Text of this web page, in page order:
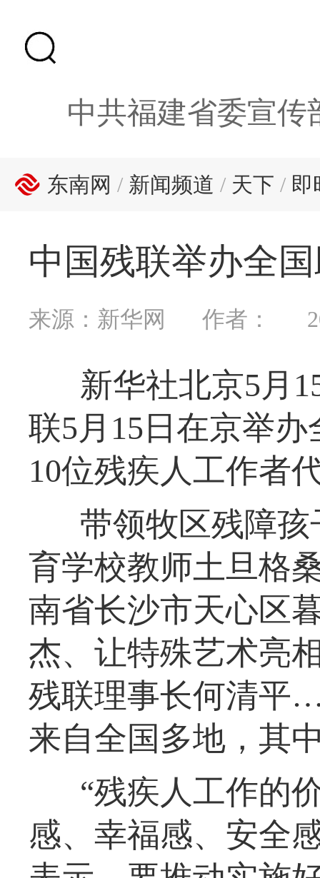
中共福建省委宣传
东南网 / 新闻频道 / 天下 / 即
中国残联举办全
来源：新华网 作者：
新华社北京5月
联5月15日在京举
10位残疾人工作者
带领牧区残障
育学校教师土旦格
南省长沙市天心区
杰、让特殊艺术亮
残联理事长何清平
来自全国多地，其
“残疾人工作的
感、幸福感、安全